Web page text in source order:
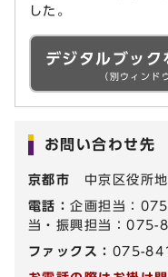
した。
デジタルブック
（別ウィンド
お問い合わせ先
京都市 中京区役所地
電話：企画担当：
当・振興担当：
ファックス： 075-